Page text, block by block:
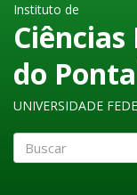
Instituto de
do
UNIVERSIDADE